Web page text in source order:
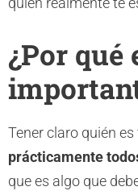
¿Por qué
Tener claro quién
prácticamente
que es algo que